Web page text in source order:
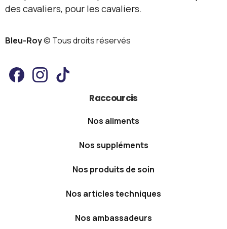
Raccourcis
Nos aliments
Nos suppléments
Nos produits de soin
Nos articles techniques
Nos ambassadeurs